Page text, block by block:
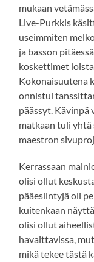
mukaan
Live-Purkkis
useimmiten
ja basson
koskettimet
Kokonaisuutena
onnistui
päässyt. Kävinpä
matkaan tuli
maestron
Kerrassaan
olisi ollut
pääesiintyjä oli
kuitenkaan
olisi ollut
havaittavissa,
mikä tekee tästä